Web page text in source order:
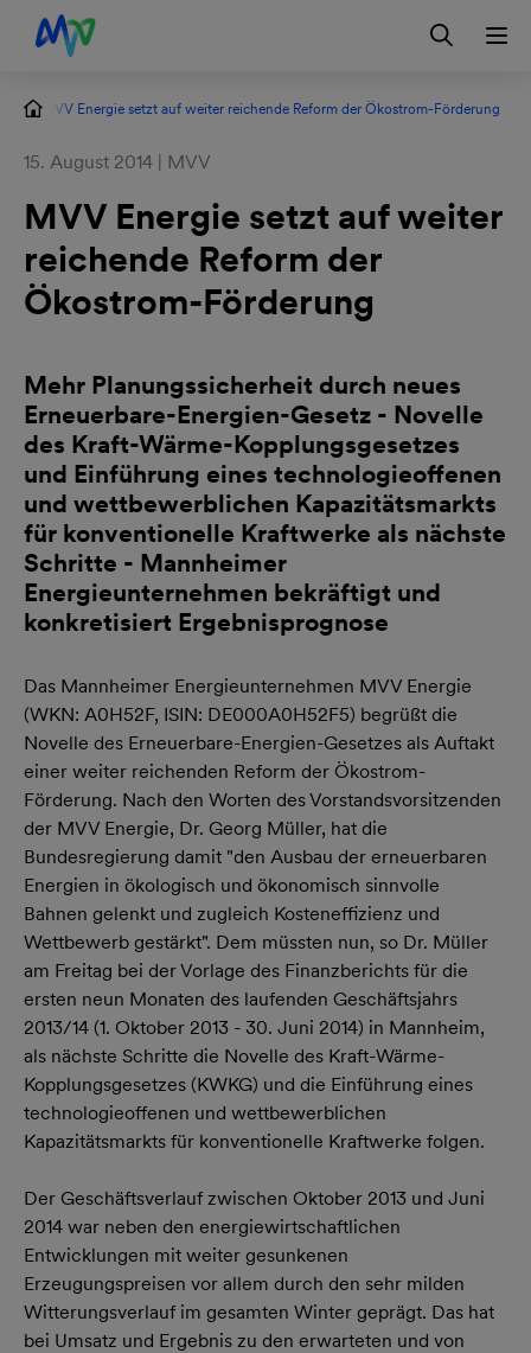
Zur Hauptnavigation springen
Zum Hauptinhalt springen
Zur Footernavigation springen
Kontakt EN Login
MVV Energie setzt auf weiter reichende Reform der Ökostrom-Förderung
15. August 2014 | MVV
MVV Energie setzt auf weiter
reichende Reform der
Ökostrom-Förderung
Mehr Planungssicherheit durch neues
Erneuerbare-Energien-Gesetz - Novelle
des Kraft-Wärme-Kopplungsgesetzes
und Einführung eines technologieoffenen
und wettbewerblichen Kapazitätsmarkts
für konventionelle Kraftwerke als nächste
Schritte - Mannheimer
Energieunternehmen bekräftigt und
konkretisiert Ergebnisprognose
Das Mannheimer Energieunternehmen MVV Energie
(WKN: A0H52F, ISIN: DE000A0H52F5) begrüßt die
Novelle des Erneuerbare-Energien-Gesetzes als Auftakt
einer weiter reichenden Reform der Ökostrom-
Förderung. Nach den Worten des Vorstandsvorsitzenden
der MVV Energie, Dr. Georg Müller, hat die
Bundesregierung damit "den Ausbau der erneuerbaren
Energien in ökologisch und ökonomisch sinnvolle
Bahnen gelenkt und zugleich Kosteneffizienz und
Wettbewerb gestärkt". Dem müssten nun, so Dr. Müller
am Freitag bei der Vorlage des Finanzberichts für die
ersten neun Monaten des laufenden Geschäftsjahrs
2013/14 (1. Oktober 2013 - 30. Juni 2014) in Mannheim,
als nächste Schritte die Novelle des Kraft-Wärme-
Kopplungsgesetzes (KWKG) und die Einführung eines
technologieoffenen und wettbewerblichen
Kapazitätsmarkts für konventionelle Kraftwerke folgen.
Der Geschäftsverlauf zwischen Oktober 2013 und Juni
2014 war neben den energiewirtschaftlichen
Entwicklungen mit weiter gesunkenen
Erzeugungspreisen vor allem durch den sehr milden
Witterungsverlauf im gesamten Winter geprägt. Das hat
bei Umsatz und Ergebnis zu den erwarteten und von